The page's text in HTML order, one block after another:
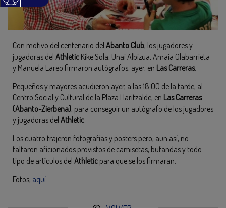
Con motivo del centenario del Abanto Club, los jugadores y
jugadoras del Athletic Kike Sola, Unai Albizua, Amaia Olabarrieta
y Manuela Lareo firmaron autógrafos, ayer, en Las Carreras.
Pequeños y mayores acudieron ayer, a las 18:00 de la tarde, al
Centro Social y Cultural de la Plaza Haritzalde, en Las Carreras
(Abanto-Zierbena), para conseguir un autógrafo de los jugadores
y jugadoras del Athletic.
Los cuatro trajeron fotografías y posters pero, aun así, no
faltaron aficionados provistos de camisetas, bufandas y todo
tipo de artículos del Athletic para que se los firmaran.
Fotos, aquí.